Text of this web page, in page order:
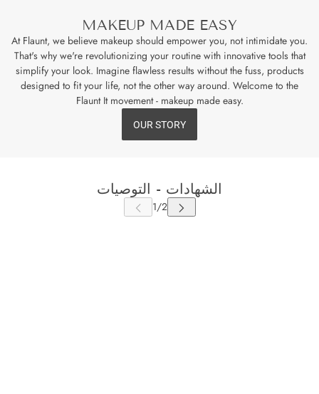
MAKEUP MADE EASY
At Flaunt, we believe makeup should empower you, not intimidate you.
That's why we're revolutionizing your routine with innovative tools that
simplify your look. Imagine flawless results without the fuss, products
designed to fit your life, not the other way around. Welcome to the
Flaunt It movement - makeup made easy.
OUR STORY
الشهادات - التوصيات